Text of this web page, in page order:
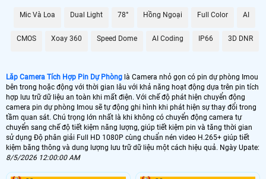
quá trình ghi hình, đồng thời Hoàn toàn tin cậy cho việc lưu trữ dữ liệu lâu dài
Với Camera Tích Hợp Pin Dự Phòng này, bạn không chỉ có được sự tiện lợi
trong việc giám sát mà còn được ổn hơn với chất lượng hình ảnh và dữ liệu lưu
Mic Và Loa Dual Light 78° Hồng Ngoại Full Color AI
CMOS Xoay 360 Speed Dome AI Coding IP66 3D DNR
Lăp Camera Tích Hợp Pin Dự Phòng là Camera nhỏ gọn có pin dự phòng Imou
bên trong hoặc động với thời gian lâu với khả năng hoạt động dựa trên pin tích
hợp lưu trữ dữ liệu an toàn khi mất điện. Với chế độ phát hiện chuyển động
camera pin dự phòng Imou sẽ tự động ghi hình khi phát hiện sự thay đổi trong
tầm quan sát. Chú trọng lớn nhất là khi không có chuyển động camera tự
chuyển sang chế độ tiết kiệm năng lượng, giúp tiết kiệm pin và tăng thời gian
sử dụng Độ phân giải Full HD 1080P cùng chuẩn nén video H.265+ giúp tiết
kiệm băng thông và dung lượng lưu trữ dữ liệu một cách hiệu quả. Ngày Upate:
8/5/2026 12:00:00 AM